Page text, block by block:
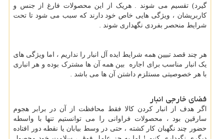
گیرد) تقسیم می شوند . هریک از این محصولات فارغ از جنس و
کاربریشان ، ویژگی هایی خاص خود دارند که سبب می شود تا تحت
شرایط منحصر بفردی نگهداری شوند .
هر چند قصد تبیین همه شرایط ایده آل انبار را نداریم ، اما ویژگی های
یک انبار مناسب برای اجاره بین همه آن ها مشترک بوده و هر انباری
با هر خصوصیتی مستلزم داشتن آن ها می باشد .
فضای خارجی انبار
اگر هدف از انبار کردن کالا فقط محافظت از آن در برابر هجوم
سارقین بود ، محصولات فراوانی را می توانستیم تنها با واسطه
حضور چند نگهبان کار کشته ، حتی در وسط بیابان یا نقطه دور افتاده